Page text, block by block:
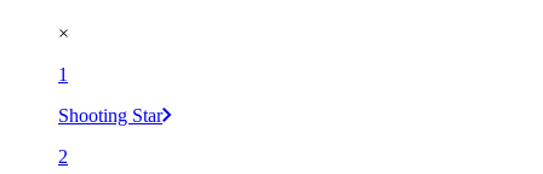
×
1
Shooting Star
2